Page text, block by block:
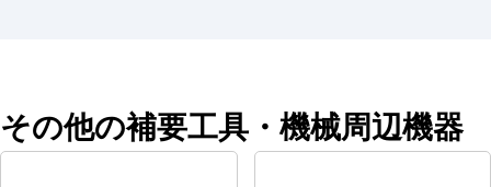
その他の補要工具・機械周辺機器